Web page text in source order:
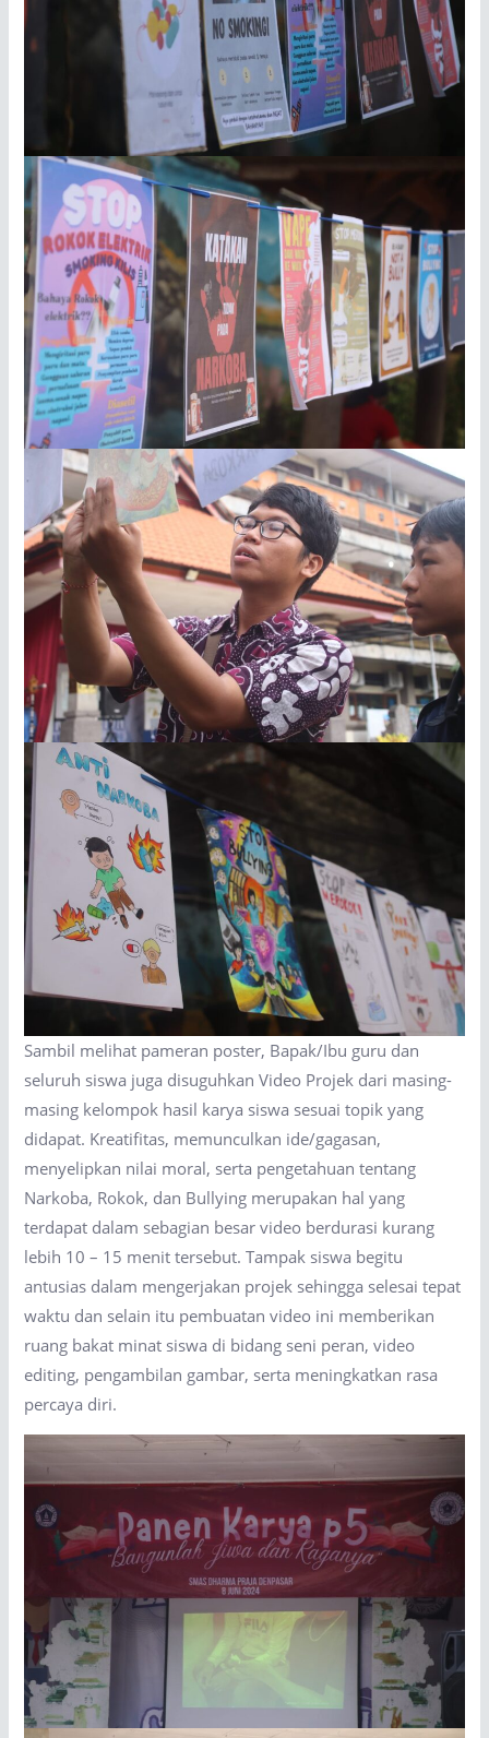
Sambil melihat pameran poster, Bapak/Ibu guru dan
seluruh siswa juga disuguhkan Video Projek dari masing-
masing kelompok hasil karya siswa sesuai topik yang
didapat. Kreatifitas, memunculkan ide/gagasan,
menyelipkan nilai moral, serta pengetahuan tentang
Narkoba, Rokok, dan Bullying merupakan hal yang
terdapat dalam sebagian besar video berdurasi kurang
lebih 10 – 15 menit tersebut. Tampak siswa begitu
antusias dalam mengerjakan projek sehingga selesai tepat
waktu dan selain itu pembuatan video ini memberikan
ruang bakat minat siswa di bidang seni peran, video
editing, pengambilan gambar, serta meningkatkan rasa
percaya diri.